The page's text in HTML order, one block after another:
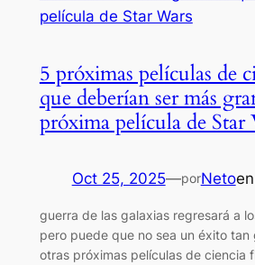
5 próximas películas de
que deberían ser más
próxima película de Star
Oct 25, 2025—porNetoen
guerra de las galaxias regresará a
pero puede que no sea un éxito tan
otras próximas películas de ciencia